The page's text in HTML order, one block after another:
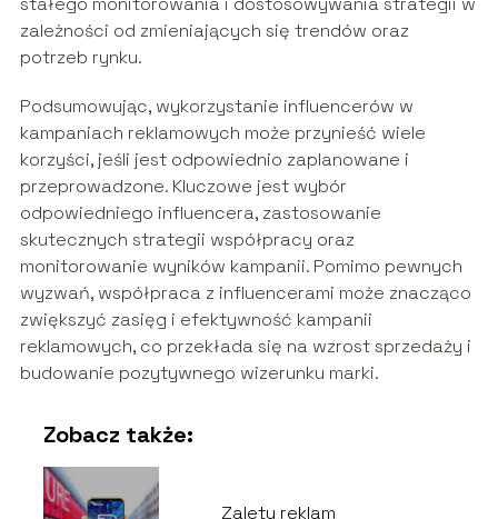
zależności od zmieniających się trendów oraz
potrzeb rynku.
Podsumowując, wykorzystanie influencerów w
kampaniach reklamowych może przynieść wiele
korzyści, jeśli jest odpowiednio zaplanowane i
przeprowadzone. Kluczowe jest wybór
odpowiedniego influencera, zastosowanie
skutecznych strategii współpracy oraz
monitorowanie wyników kampanii. Pomimo pewnych
wyzwań, współpraca z influencerami może znacząco
zwiększyć zasięg i efektywność kampanii
reklamowych, co przekłada się na wzrost sprzedaży i
budowanie pozytywnego wizerunku marki.
Zobacz także:
Zalety reklam